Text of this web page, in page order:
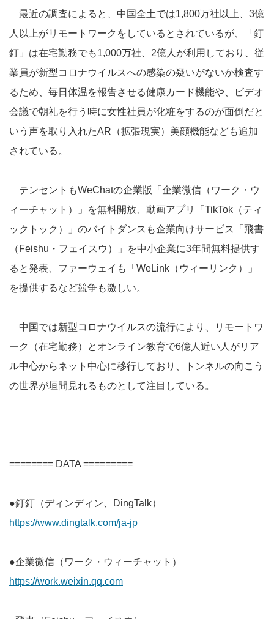
最近の調査によると、中国全土では1,800万社以上、3億
人以上がリモートワークをしているとされているが、「釘
釘」は在宅勤務でも1,000万社、2億人が利用しており、従
業員が新型コロナウイルスへの感染の疑いがないか検査す
るため、毎日体温を報告させる健康カード機能や、ビデオ
会議で朝礼を行う時に女性社員が化粧をするのが面倒だと
いう声を取り入れたAR（拡張現実）美顔機能なども追加
されている。
テンセントもWeChatの企業版「企業微信（ワーク・ウ
ィーチャット）」を無料開放、動画アプリ「TikTok（ティ
ックトック）」のバイトダンスも企業向けサービス「飛書
（Feishu・フェイスウ）」を中小企業に3年間無料提供す
ると発表、ファーウェイも「WeLink（ウィーリンク）」
を提供するなど競争も激しい。
中国では新型コロナウイルスの流行により、リモートワ
ーク（在宅勤務）とオンライン教育で6億人近い人がリア
ル中心からネット中心に移行しており、トンネルの向こう
の世界が垣間見れるものとして注目している。
======== DATA =========
●釘釘（ディンディン、DingTalk）
https://www.dingtalk.com/ja-jp
●企業微信（ワーク・ウィーチャット）
https://work.weixin.qq.com